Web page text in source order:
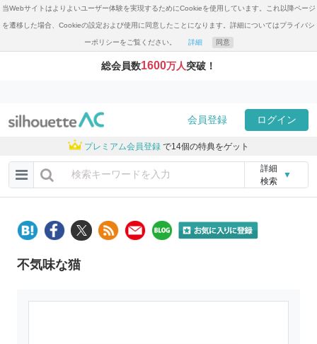
当Webサイトはよりよいユーザー体験を実現するためにCookieを使用しています。これ以降ページ
を遷移した場合、Cookieの設定および使用に同意したことになります。詳細についてはプライバシ
ーポリシーをご覧ください。 詳細 同意
総会員数1600万人突破！
会員登録 ログイン
プレミアム会員登録 で14個の特典をゲット
詳細
検索
▼
不気味な猫